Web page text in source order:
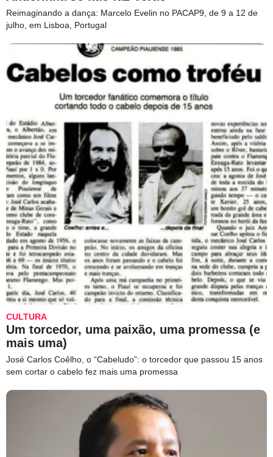
Reimaginando a dança: Marcelo Evelin no PACAP9, de 9 a 12 de
julho, em Lisboa, Portugal
CULTURA
Um torcedor, uma paixão, uma promessa (e
mais uma)
José Carlos Coêlho, o “Cabeludo”: o torcedor que passou 15 anos
sem cortar o cabelo fez mais uma promessa